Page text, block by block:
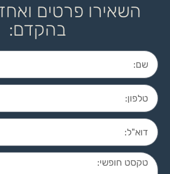
השאירו פרטים
בהקדם: